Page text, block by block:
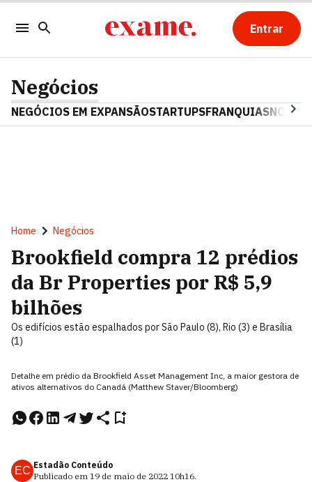
Entrar
Negócios
NEGÓCIOS EM EXPANSÃOSTARTUPSFRANQUIAS
Home Negócios
Brookfield compra 12 prédios
da Br Properties por R$ 5,9
bilhões
Os edifícios estão espalhados por São Paulo (8), Rio (3) e Brasília
(1)
Detalhe em prédio da Brookfield Asset Management Inc, a maior gestora de
ativos alternativos do Canadá (Matthew Staver/Bloomberg)
EC Estadão Conteúdo
Publicado em 19 de maio de 2022 10h16.